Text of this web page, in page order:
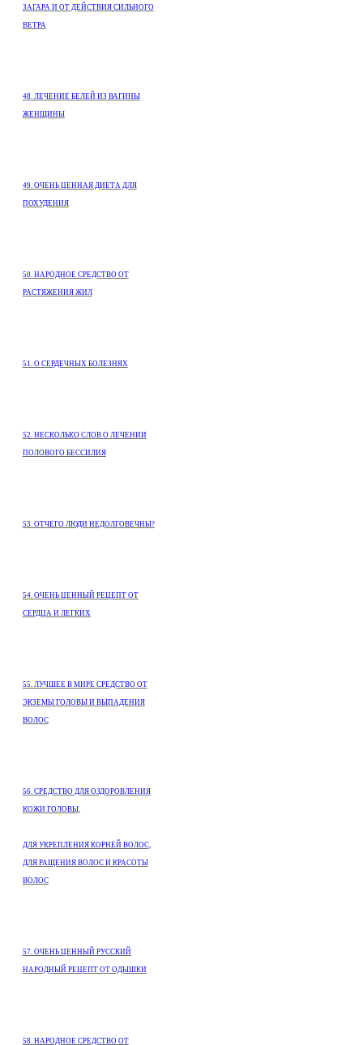
ЗАГАРА И ОТ ДЕЙСТВИЯ СИЛЬНОГО
ВЕТРА
48. ЛЕЧЕНИЕ БЕЛЕЙ ИЗ ВАГИНЫ
ЖЕНЩИНЫ
49. ОЧЕНЬ ЦЕННАЯ ДИЕТА ДЛЯ
ПОХУДЕНИЯ
50. НАРОДНОЕ СРЕДСТВО ОТ
РАСТЯЖЕНИЯ ЖИЛ
51. О СЕРДЕЧНЫХ БОЛЕЗНЯХ
52. НЕСКОЛЬКО СЛОВ О ЛЕЧЕНИИ
ПОЛОВОГО БЕССИЛИЯ
53. ОТЧЕГО ЛЮДИ НЕДОЛГОВЕЧНЫ?
54. ОЧЕНЬ ЦЕННЫЙ РЕЦЕПТ ОТ
СЕРДЦА И ЛЕГКИХ
55. ЛУЧШЕЕ В МИРЕ СРЕДСТВО ОТ
ЭКЗЕМЫ ГОЛОВЫ И ВЫПАДЕНИЯ
ВОЛОС
56. СРЕДСТВО ДЛЯ ОЗДОРОВЛЕНИЯ
КОЖИ ГОЛОВЫ,
ДЛЯ УКРЕПЛЕНИЯ КОРНЕЙ ВОЛОС,
ДЛЯ РАЩЕНИЯ ВОЛОС И КРАСОТЫ
ВОЛОС
57. ОЧЕНЬ ЦЕННЫЙ РУССКИЙ
НАРОДНЫЙ РЕЦЕПТ ОТ ОДЫШКИ
58. НАРОДНОЕ СРЕДСТВО ОТ